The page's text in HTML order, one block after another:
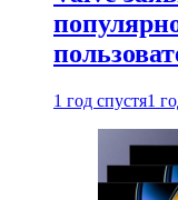
1 год спустя1